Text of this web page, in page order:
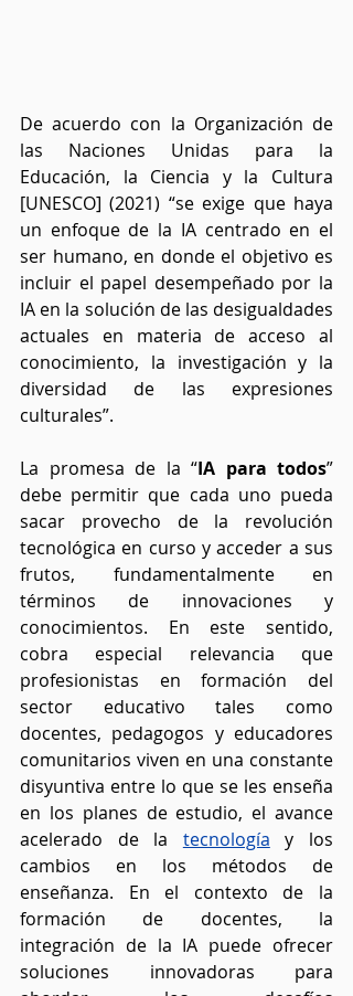
De acuerdo con la Organización de
las Naciones Unidas para la
Educación, la Ciencia y la Cultura
[UNESCO] (2021) “se exige que haya
un enfoque de la IA centrado en el
ser humano, en donde el objetivo es
incluir el papel desempeñado por la
IA en la solución de las desigualdades
actuales en materia de acceso al
conocimiento, la investigación y la
diversidad de las expresiones
culturales”.
La promesa de la “IA para todos”
debe permitir que cada uno pueda
sacar provecho de la revolución
tecnológica en curso y acceder a sus
frutos, fundamentalmente en
términos de innovaciones y
conocimientos. En este sentido,
cobra especial relevancia que
profesionistas en formación del
sector educativo tales como
docentes, pedagogos y educadores
comunitarios viven en una constante
disyuntiva entre lo que se les enseña
en los planes de estudio, el avance
acelerado de la tecnología y los
cambios en los métodos de
enseñanza. En el contexto de la
formación de docentes, la
integración de la IA puede ofrecer
soluciones innovadoras para